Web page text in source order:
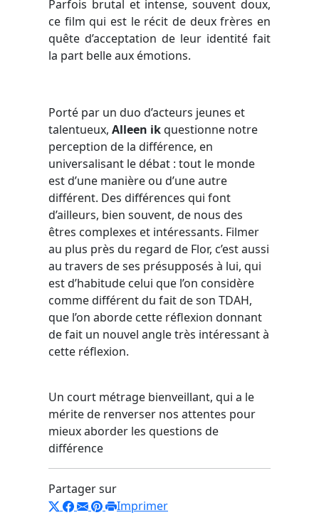
Parfois brutal et intense, souvent doux,
ce film qui est le récit de deux frères en
quête d’acceptation de leur identité fait
la part belle aux émotions.
Porté par un duo d’acteurs jeunes et
talentueux, Alleen ikquestionne notre
perception de la différence, en
universalisant le débat : tout le monde
est d’une manière ou d’une autre
différent. Des différences qui font
d’ailleurs, bien souvent, de nous des
êtres complexes et intéressants. Filmer
au plus près du regard de Flor, c’est aussi
au travers de ses présupposés à lui, qui
est d’habitude celui que l’on considère
comme différent du fait de son TDAH,
que l’on aborde cette réflexion donnant
de fait un nouvel angle très intéressant à
cette réflexion.
Un court métrage bienveillant, qui a le
mérite de renverser nos attentes pour
mieux aborder les questions de
différence
Partager sur
Imprimer